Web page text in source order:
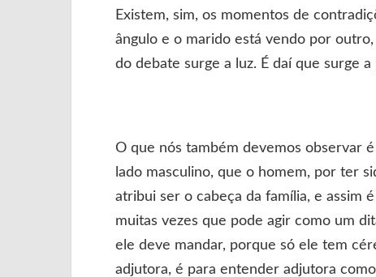
Existem, sim, os momentos de
ângulo e o marido está vendo por
do debate surge a luz. É daí que surge
O que nós também devemos observar
lado masculino, que o homem, por ter
atribui ser o cabeça da família, e assim
muitas vezes que pode agir como um
ele deve mandar, porque só ele tem
adjutora, é para entender adjutora